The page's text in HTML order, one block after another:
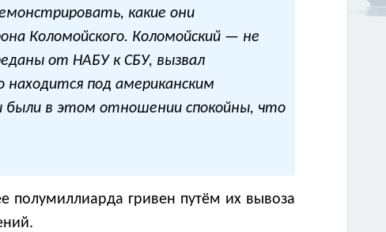
какие они
Коломойского. Коломойский — не
от НАБУ к СБУ, вызвал
находится под американским
в этом отношении спокойны, что
полумиллиарда гривен путём их вывоза